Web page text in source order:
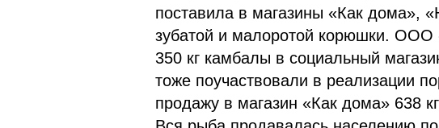
поставила в магазины «Как дома»,
зубатой и малоротой корюшки. ООО
350 кг камбалы в социальный
тоже поучаствовали в реализации
продажу в магазин «Как дома» 638